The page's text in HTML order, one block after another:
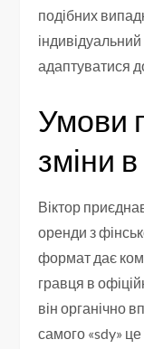
подібних
адаптуватися
Умови
зміни
Віктор
оренди з
формат дає
гравця в
він органічно
самого «sdy»